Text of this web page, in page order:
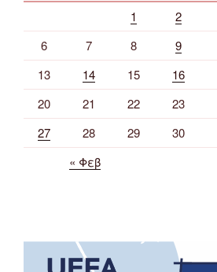
1 2
6
7 8 9
13
14 15 16
20
21 22 23
27
28 29 30
« Φεβ